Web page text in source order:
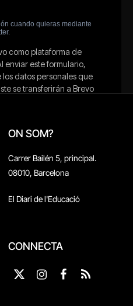
ON SOM?
Carrer Bailén 5, principal.
08010, Barcelona
El Diari de l'Educació
CONNECTA
X
Instagram
Facebook
RSS